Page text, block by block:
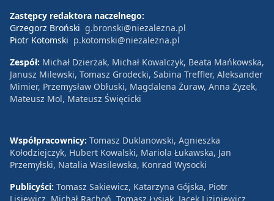
Zastępcy redaktora naczelnego:
Grzegorz Broński g.bronski@niezalezna.pl
Piotr Kotomski p.kotomski@niezalezna.pl
Zespół: Michał Dzierżak, Michał Kowalczyk, Beata Mańkowska,
Janusz Milewski, Tomasz Grodecki, Sabina Treffler, Aleksander
Mimier, Przemysław Obłuski, Magdalena Żuraw, Anna Zyzek,
Mateusz Mol, Mateusz Święcicki
Współpracownicy: Tomasz Duklanowski, Agnieszka
Kołodziejczyk, Hubert Kowalski, Mariola Łukawska, Jan
Przemyłski, Natalia Wasilewska, Konrad Wysocki
Publicyści: Tomasz Sakiewicz, Katarzyna Gójska, Piotr